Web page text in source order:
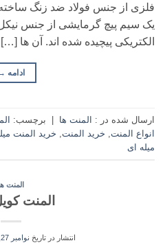
فلزی از جنس فولاد ضد زنگ
یک سیم پیچ گرمایشی از جنس
الکتریکی پیچیده شده اند. آن ها […]
ادامه
ارسال شده در : المنت ها | برچسب:
انواع المنت خرید المنت خرید المنت
میله ای
المنت ها
المنت
انتشار در تاریخ نوامبر 27, 2024